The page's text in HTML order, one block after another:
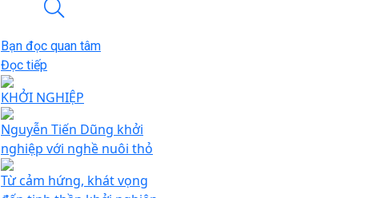
Bạn đọc quan tâm
Đọc tiếp
KHỞI NGHIỆP
Nguyễn Tiến Dũng khởi
nghiệp với nghề nuôi thỏ
Từ cảm hứng, khát vọng